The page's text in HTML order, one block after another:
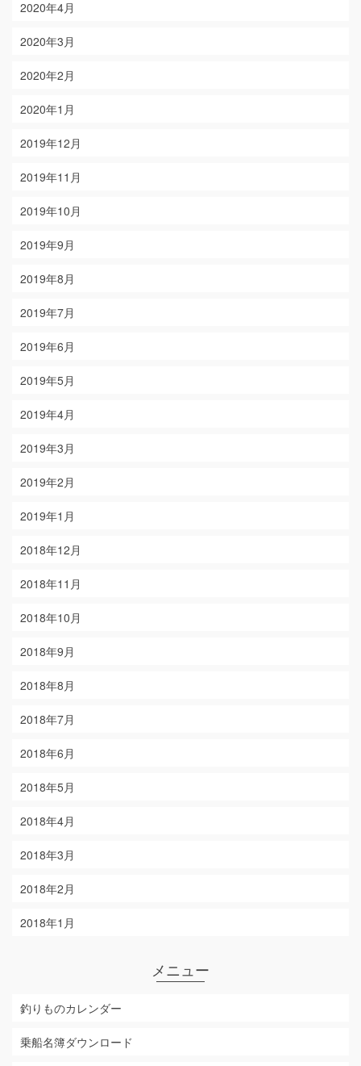
2020年4月
2020年3月
2020年2月
2020年1月
2019年12月
2019年11月
2019年10月
2019年9月
2019年8月
2019年7月
2019年6月
2019年5月
2019年4月
2019年3月
2019年2月
2019年1月
2018年12月
2018年11月
2018年10月
2018年9月
2018年8月
2018年7月
2018年6月
2018年5月
2018年4月
2018年3月
2018年2月
2018年1月
メニュー
釣りものカレンダー
乗船名簿ダウンロード